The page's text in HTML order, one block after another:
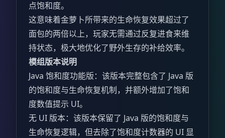
点饱和度。
这意味着金萝卜所带来的生命恢复效果超过了
面包的两倍以上，玩家无需通过反复进食来维
持状态，极大地优化了野外生存的补给效率。
模组版本说明
Java 饱和度功能版：该版本完整包含了 Java 版
的饱和度与生命恢复机制，并额外增加了饱和
度数值提示 UI。
无 UI 版本：该版本保留了 Java 版的饱和度与
生命恢复逻辑，但去除了饱和度计数器的 UI 显